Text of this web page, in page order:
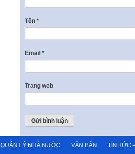
Tên *
Email *
Trang web
QUẢN LÝ NHÀ NƯỚC VĂN BẢN TIN TỨC